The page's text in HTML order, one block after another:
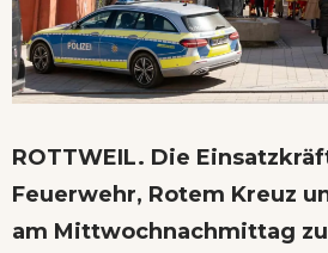
ROTTWEIL. Die
Feuerwehr, Rotem Kreuz
am Mittwochnachmittag